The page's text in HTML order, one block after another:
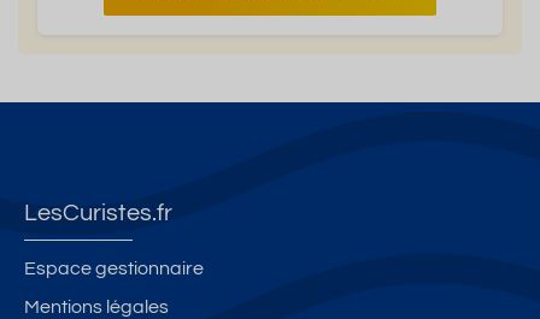
LesCuristes.fr
Espace gestionnaire
Mentions légales